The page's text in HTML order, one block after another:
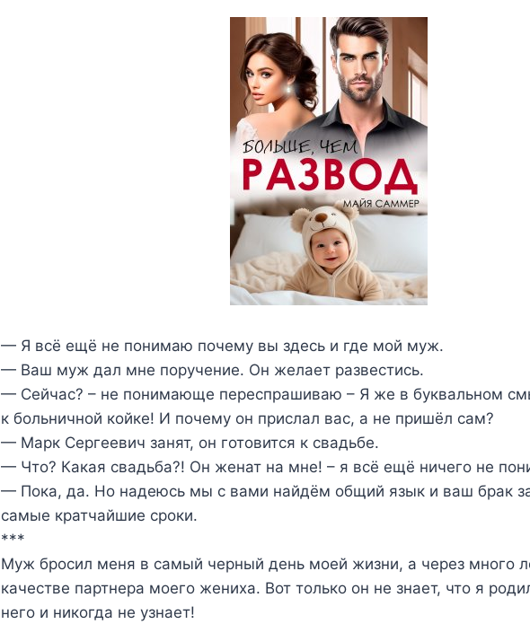
— Я всё ещё не понимаю почему вы здесь и где мой муж.
— Ваш муж дал мне поручение. Он желает развестись.
— Сейчас? – не понимающе переспрашиваю – Я же в буквальном
к больничной койке! И почему он прислал вас, а не пришёл сам?
— Марк Сергеевич занят, он готовится к свадьбе.
— Что? Какая свадьба?! Он женат на мне! – я всё ещё ничего не
— Пока, да. Но надеюсь мы с вами найдём общий язык и ваш брак
самые кратчайшие сроки.
***
Муж бросил меня в самый черный день моей жизни, а через много
качестве партнера моего жениха. Вот только он не знает, что я
него и никогда не узнает!